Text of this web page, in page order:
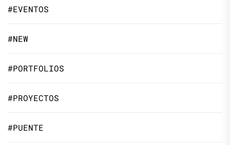
#EVENTOS
#NEW
#PORTFOLIOS
#PROYECTOS
#PUENTE